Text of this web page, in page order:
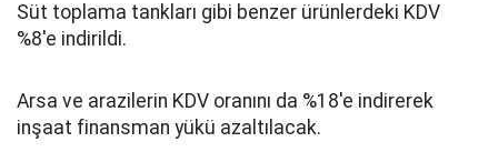
Süt toplama tankları gibi benzer ürünlerdeki KDV
%8'e indirildi.
Arsa ve arazilerin KDV oranını da %18'e indirerek
inşaat finansman yükü azaltılacak.